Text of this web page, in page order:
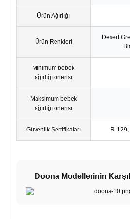
Ürün Ağırlığı
Ürün Renkleri
Desert
Minimum bebek
ağırlığı önerisi
Maksimum bebek
ağırlığı önerisi
Güvenlik Sertifikaları R-
Doona Modellerinin